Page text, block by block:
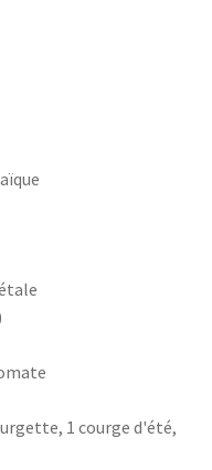
1 courge d'été,